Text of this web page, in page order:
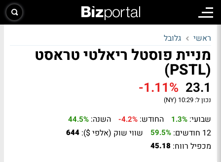
ראשי גלובל
מניית פוסטל ריאלטי טראסט
(PSTL)
23.1
-1.11%
נכון ל: 10:29 (NY)
שבועי: 1.3% החודש: -4.2% השנה: 44.5%
12 חודשים: 59.5% שווי שוק (אלפי $): 644
מכפיל רווח: 45.18